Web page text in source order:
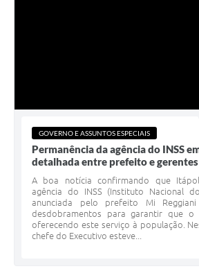
GOVERNO E ASSUNTOS ESPECIAIS
Permanência da agência do INSS
detalhada entre prefeito e
A boa notícia confirmando que
agência do INSS (Instituto Nacional
anunciada pelo prefeito Mi
desdobramentos para garantir que o
oferecendo este serviço à população.
chefe do Executivo esteve...